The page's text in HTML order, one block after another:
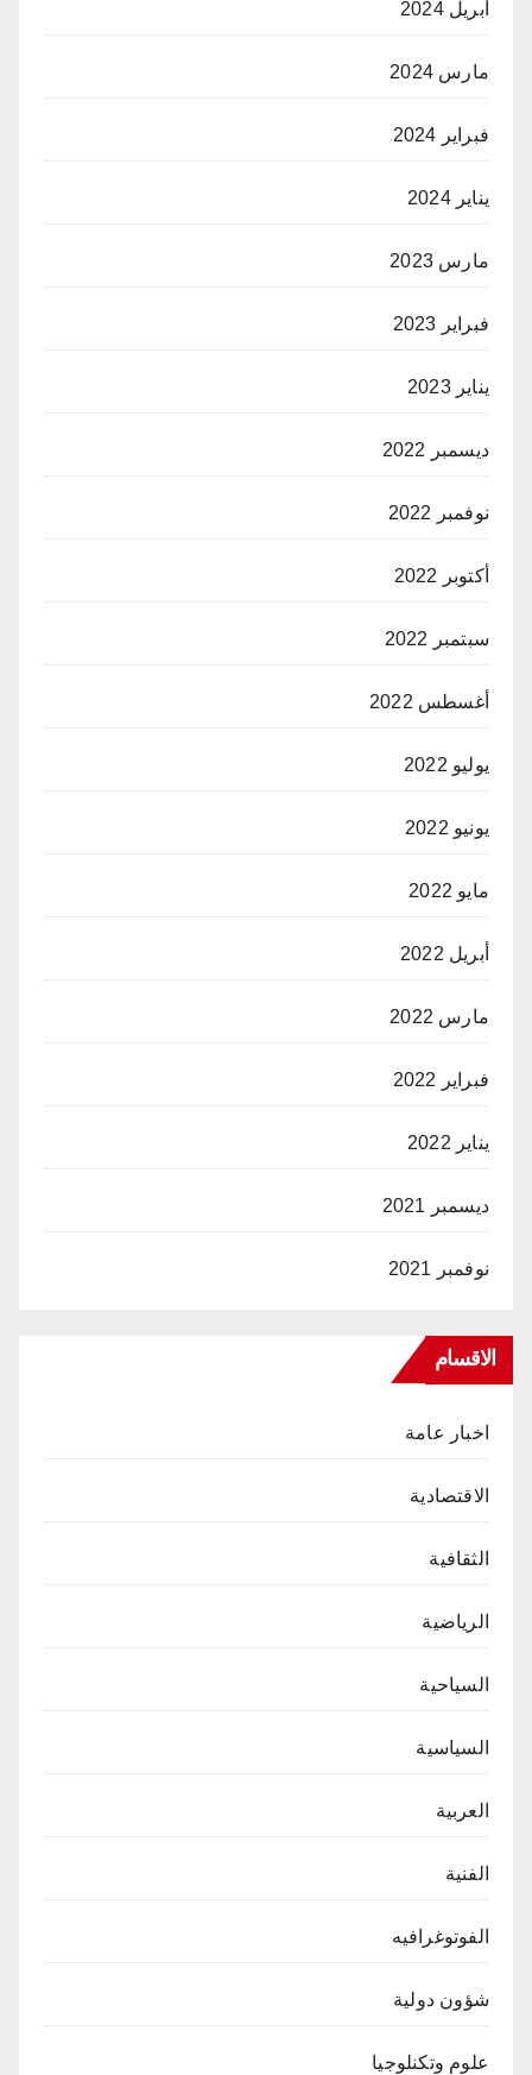
أبريل 2024
مارس 2024
فبراير 2024
يناير 2024
مارس 2023
فبراير 2023
يناير 2023
ديسمبر 2022
نوفمبر 2022
أكتوبر 2022
سبتمبر 2022
أغسطس 2022
يوليو 2022
يونيو 2022
مايو 2022
أبريل 2022
مارس 2022
فبراير 2022
يناير 2022
ديسمبر 2021
نوفمبر 2021
الاقسام
اخبار عامة
الاقتصادية
الثقافية
الرياضية
السياحية
السياسية
العربية
الفنية
الفوتوغرافيه
شؤون دولية
علوم وتكنلوجيا